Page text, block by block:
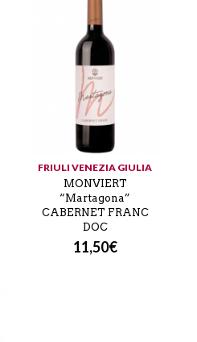
FRIULI VENEZIA GIULIA
MONVIERT
“Martagona”
CABERNET FRANC
DOC
11,50€